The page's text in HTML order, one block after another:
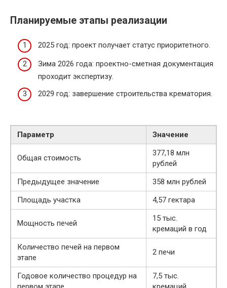
Планируемые этапы реализации
2025 год: проект получает статус приоритетного.
Зима 2026 года: проектно-сметная документация
проходит экспертизу.
2029 год: завершение строительства крематория.
Параметр Значение
Общая стоимость
377,18 млн
рублей
Предыдущее значение
358 млн рублей
Площадь участка
4,57 гектара
Мощность печей
15 тыс.
кремаций в год
Количество печей на первом
этапе
2 печи
Годовое количество процедур на
7,5 тыс.